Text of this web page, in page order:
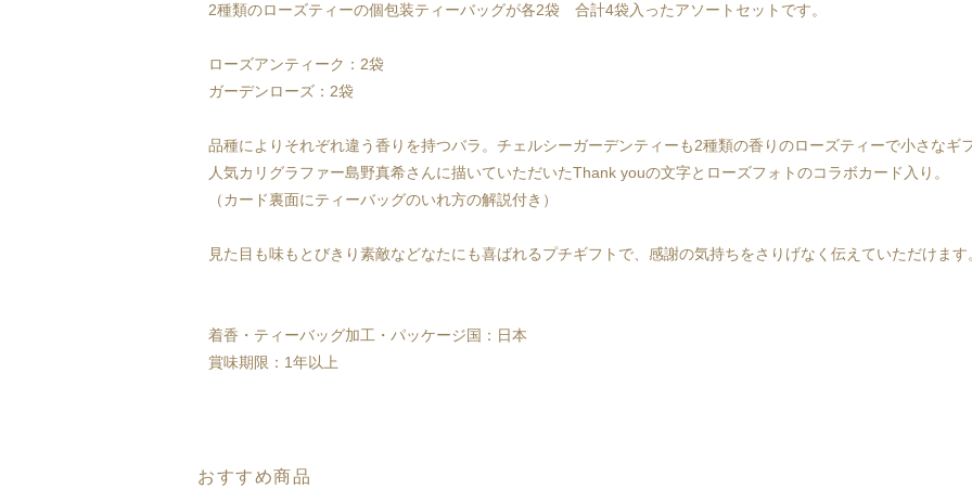
2種類のローズティーの個包装ティーバッグが各2袋 合計4袋入ったアソートセットです。
ローズアンティーク：2袋
ガーデンローズ：2袋
品種によりそれぞれ違う香りを持つバラ。チェルシーガーデンティーも2種類の香りのローズティーで小さなギ
人気カリグラファー島野真希さんに描いていただいたThank youの文字とローズフォトのコラボカード入り。
（カード裏面にティーバッグのいれ方の解説付き）
見た目も味もとびきり素敵などなたにも喜ばれるプチギフトで、感謝の気持ちをさりげなく伝えていただけます
着香・ティーバッグ加工・パッケージ国：日本
賞味期限：1年以上
おすすめ商品